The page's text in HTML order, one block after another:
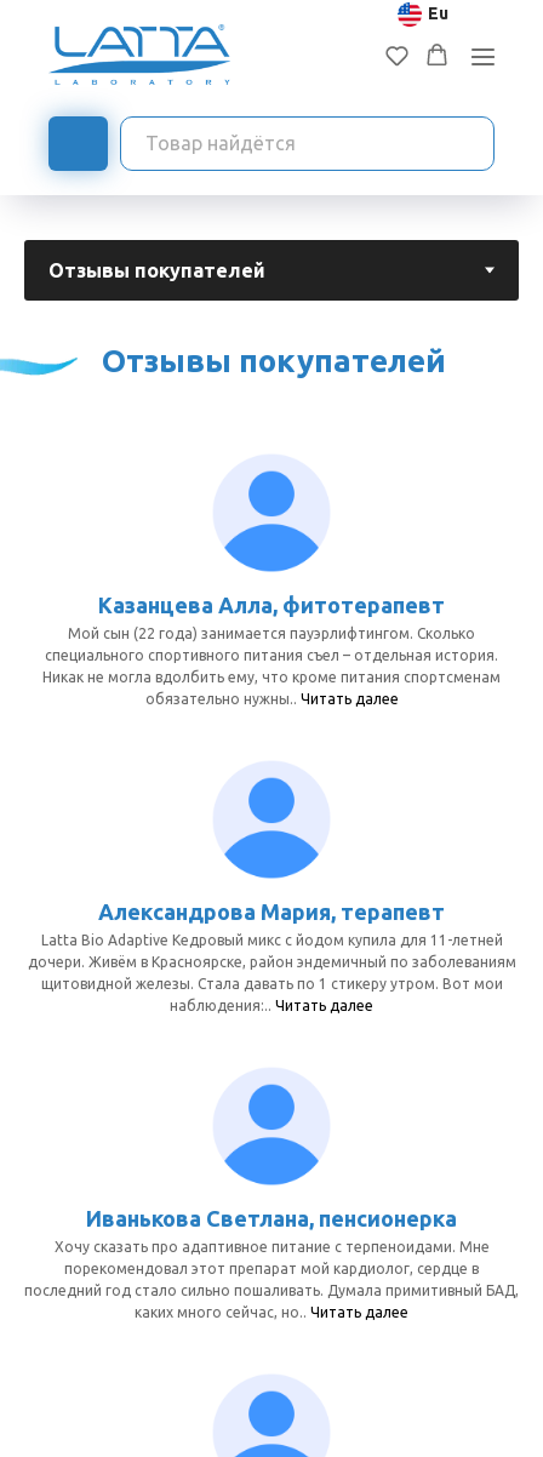
Eu
Отзывы клиентов
Отзывы покупателей
Казанцева Алла, фитотерапевт
Мой сын (22 года) занимается пауэрлифтингом. Сколько
специального спортивного питания съел – отдельная история.
Никак не могла вдолбить ему, что кроме питания спортсменам
обязательно нужны.. Читать далее
Александрова Мария, терапевт
Latta Bio Adaptive Кедровый микс с йодом купила для 11-летней
дочери. Живём в Красноярске, район эндемичный по заболеваниям
щитовидной железы. Стала давать по 1 стикеру утром. Вот мои
наблюдения:.. Читать далее
Иванькова Светлана, пенсионерка
Хочу сказать про адаптивное питание с терпеноидами. Мне
порекомендовал этот препарат мой кардиолог, сердце в
последний год стало сильно пошаливать. Думала примитивный БАД,
каких много сейчас, но.. Читать далее